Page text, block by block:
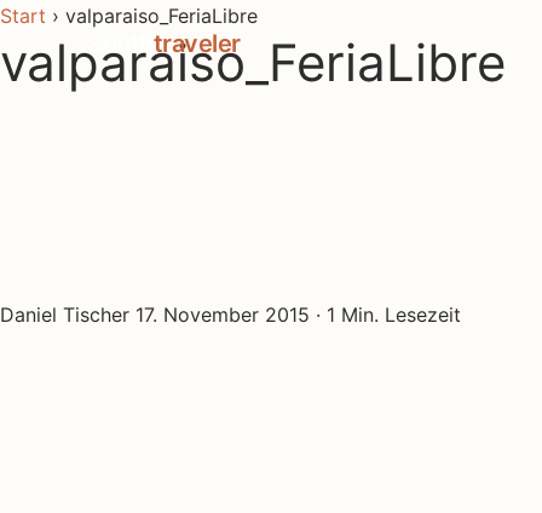
traveler
Start › valparaiso_FeriaLibre
valparaiso_FeriaLibre
Daniel Tischer 17. November 2015 · 1 Min. Lesezeit